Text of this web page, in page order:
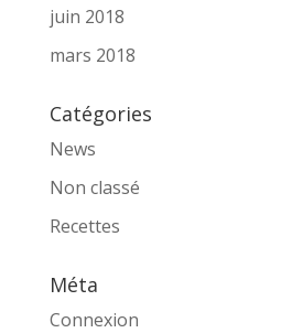
juin 2018
mars 2018
Catégories
News
Non classé
Recettes
Méta
Connexion